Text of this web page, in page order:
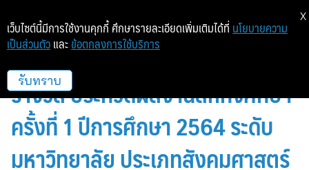
เด็กโลจิสติกส์สุดต๊าชชชช คว้า 2
รางวัล ประกวดผลงานสหกิจศึกษา
ครั้งที่ 1 ปีการศึกษา 2564 ระดับ
มหาวิทยาลัย ประเภทสังคมศาสตร์
เว็บไซต์นี้มีการใช้งานคุกกี้ ศึกษารายละเอียดเพิ่มเติมได้ที่ นโยบายความ
เป็นส่วนตัว และ ข้อตกลงการใช้บริการ
รับทราบ
X